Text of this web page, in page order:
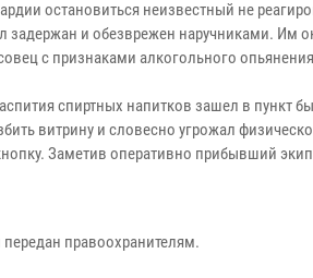
остановиться неизвестный не
задержан и обезврежен наручниками. Им
с признаками алкогольного
спиртных напитков зашел в пункт
витрину и словесно угрожал
Заметив оперативно прибывший
правоохранителям.